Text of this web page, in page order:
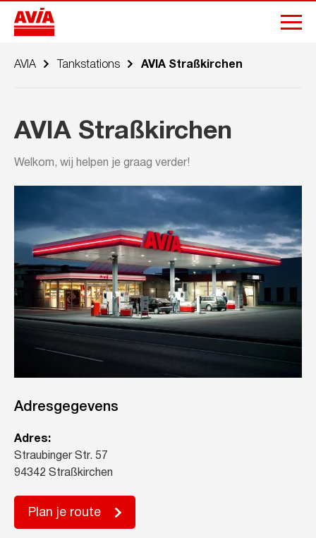
AVIA Tankstations AVIA Straßkirchen
AVIA Straßkirchen
Welkom, wij helpen je graag verder!
Adresgegevens
Adres:
Straubinger Str. 57
94342 Straßkirchen
Plan je route